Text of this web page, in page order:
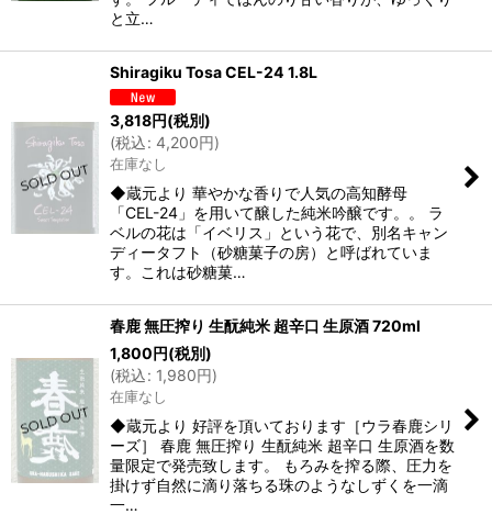
と立…
Shiragiku Tosa CEL-24 1.8L
3,818円(税別)
(税込: 4,200円)
在庫なし
◆蔵元より 華やかな香りで人気の高知酵母
「CEL-24」を用いて醸した純米吟醸です。。 ラ
ベルの花は「イベリス」という花で、別名キャン
ディータフト（砂糖菓子の房）と呼ばれていま
す。これは砂糖菓…
春鹿 無圧搾り 生酛純米 超辛口 生原酒 720ml
1,800円(税別)
(税込: 1,980円)
在庫なし
◆蔵元より 好評を頂いております［ウラ春鹿シリ
ーズ］ 春鹿 無圧搾り 生酛純米 超辛口 生原酒を数
量限定で発売致します。 もろみを搾る際、圧力を
掛けず自然に滴り落ちる珠のようなしずくを一滴
一…